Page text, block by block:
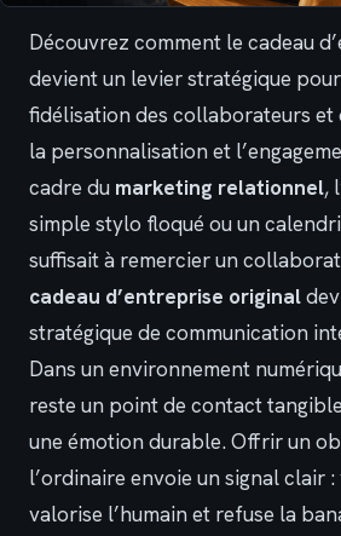
Découvrez comment le cadeau
devient un levier stratégique
fidélisation des collaborateurs et
la personnalisation et
cadre du marketing relationnel,
simple stylo floqué ou un
suffisait à remercier un
cadeau d’entreprise original
stratégique de communication
Dans un environnement
reste un point de contact
une émotion durable. Offrir un
l’ordinaire envoie un signal clair
valorise l’humain et refuse la